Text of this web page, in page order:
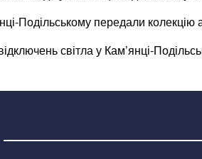
Подільському передали
світла у Кам’янці-